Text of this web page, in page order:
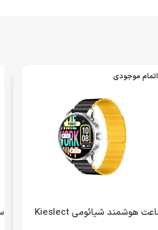
اتمام موجودی
ساعت هوشمند شیائومی Kieslect